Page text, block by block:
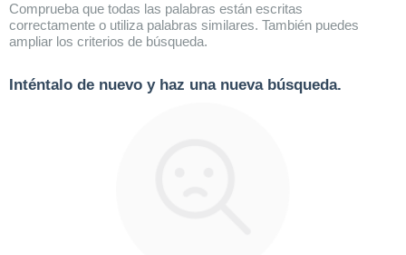
Comprueba que todas las palabras están escritas
correctamente o utiliza palabras similares. También puedes
ampliar los criterios de búsqueda.
Inténtalo de nuevo y haz una nueva búsqueda.